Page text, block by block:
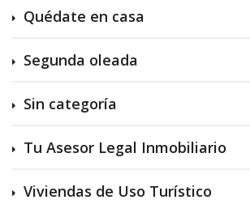
Quédate en casa
Segunda oleada
Sin categoría
Tu Asesor Legal Inmobiliario
Viviendas de Uso Turístico